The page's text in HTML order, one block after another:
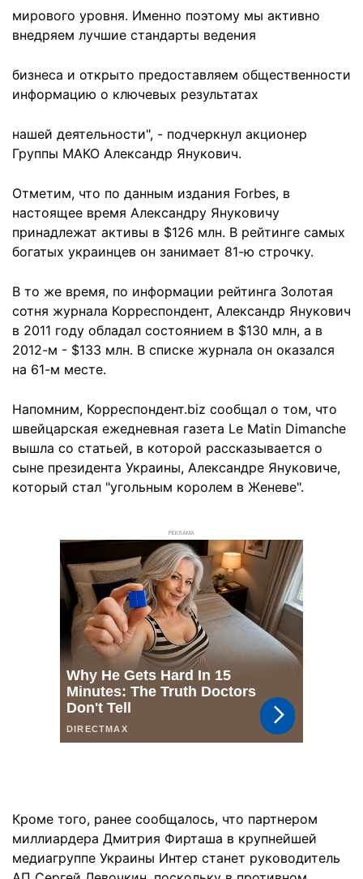
мирового уровня. Именно поэтому мы активно
внедряем лучшие стандарты ведения
бизнеса и открыто предоставляем общественности
информацию о ключевых результатах
нашей деятельности", - подчеркнул акционер
Группы МАКО Александр Янукович.
Отметим, что по данным издания Forbes, в
настоящее время Александру Януковичу
принадлежат активы в $126 млн. В рейтинге самых
богатых украинцев он занимает 81-ю строчку.
В то же время, по информации рейтинга Золотая
сотня журнала Корреспондент, Александр Янукович
в 2011 году обладал состоянием в $130 млн, а в
2012-м - $133 млн. В списке журнала он оказался
на 61-м месте.
Напомним, Корреспондент.biz сообщал о том, что
швейцарская ежедневная газета Le Matin Dimanche
вышла со статьей, в которой рассказывается о
сыне президента Украины, Александре Януковиче,
который стал "угольным королем в Женеве".
РЕКЛАМА
Кроме того, ранее сообщалось, что партнером
миллиардера Дмитрия Фирташа в крупнейшей
медиагруппе Украины Интер станет руководитель